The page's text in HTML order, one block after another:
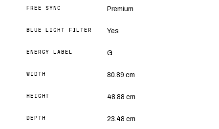
FREE SYNC Premium
BLUE LIGHT FILTER Yes
ENERGY LABEL G
WIDTH 80.89 cm
HEIGHT 48.88 cm
DEPTH 23.48 cm